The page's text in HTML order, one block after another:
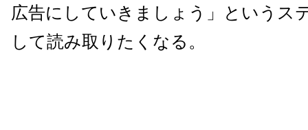
広告にしていきましょう」というス
して読み取りたくなる。